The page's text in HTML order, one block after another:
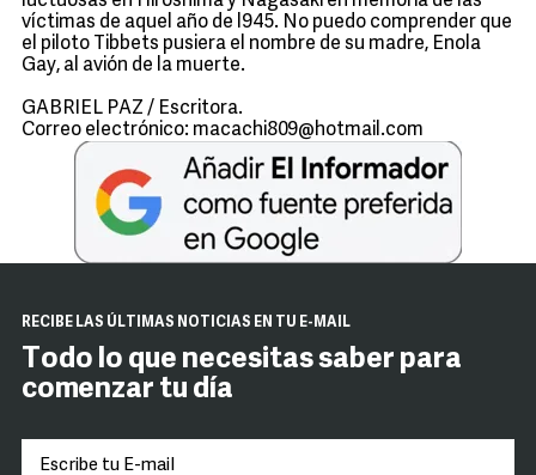
víctimas de aquel año de l945. No puedo comprender que
el piloto Tibbets pusiera el nombre de su madre, Enola
Gay, al avión de la muerte.
GABRIEL PAZ / Escritora.
Correo electrónico: macachi809@hotmail.com
RECIBE LAS ÚLTIMAS NOTICIAS EN TU E-MAIL
Todo lo que necesitas saber para
comenzar tu día